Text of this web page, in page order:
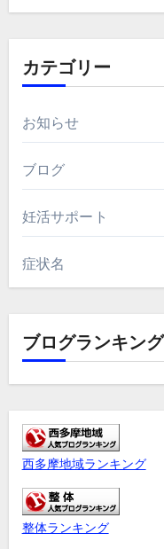
カテゴリー
お知らせ
ブログ
妊活サポート
症状名
ブログランキング
西多摩地域ランキング
整体ランキング